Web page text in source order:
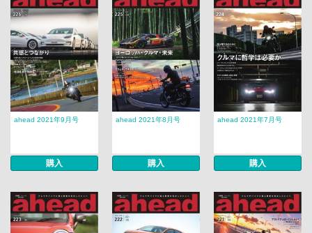
ahead 2021年9月号
購入
ahead 2021年8月号
購入
ahead 2021年7月号
購入